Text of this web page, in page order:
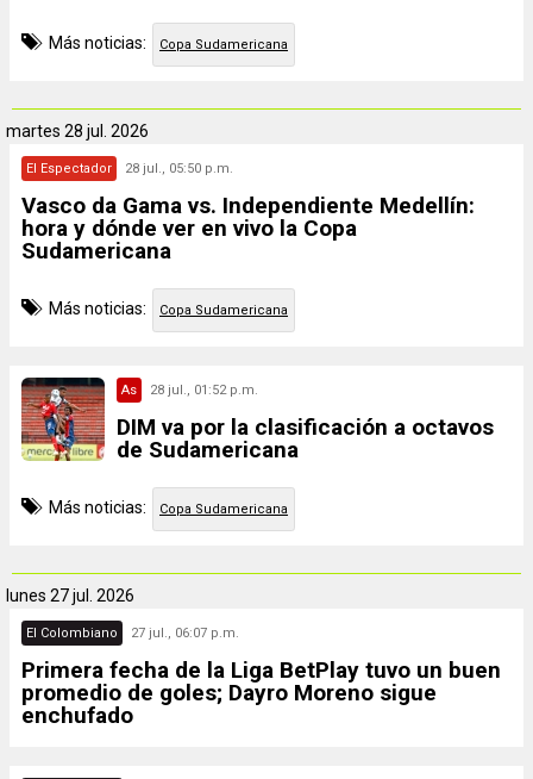
Más noticias: Copa Sudamericana
martes 28 jul. 2026
El Espectador 28 jul., 05:50 p.m.
Vasco da Gama vs. Independiente Medellín:
hora y dónde ver en vivo la Copa
Sudamericana
Más noticias: Copa Sudamericana
As 28 jul., 01:52 p.m.
DIM va por la clasificación a octavos
de Sudamericana
Más noticias: Copa Sudamericana
lunes 27 jul. 2026
El Colombiano 27 jul., 06:07 p.m.
Primera fecha de la Liga BetPlay tuvo un buen
promedio de goles; Dayro Moreno sigue
enchufado